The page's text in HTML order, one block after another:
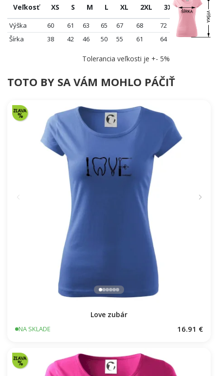
Veľkosť XS S M L XL 2XL 3XL
Výška 60 61 63 65 67 68
72
Šírka
38 42 46 50 55 61 64
Tolerancia veľkosti je +- 5%
TOTO BY SA VÁM MOHLO PÁČIŤ
Love zubár
NA SKLADE 16.91 €